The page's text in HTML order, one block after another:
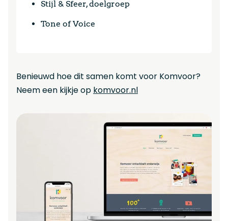
Stijl & Sfeer, doelgroep
Tone of Voice
Benieuwd hoe dit samen komt voor Komvoor?
Neem een kijkje op komvoor.nl